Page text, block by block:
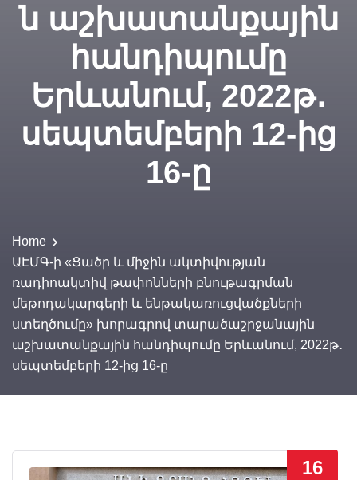
ն աշխատանքային
հանդիպումը
Երևանում, 2022թ․
սեպտեմբերի 12-ից
16-ը
Home
ԱԷՄԳ-ի «Ցածր և միջին ակտիվության
ռադիոակտիվ թափոնների բնութագրման
մեթոդակարգերի և ենթակառուցվածքների
ստեղծումը» խորագրով տարածաշրջանային
աշխատանքային հանդիպումը Երևանում, 2022թ․
սեպտեմբերի 12-ից 16-ը
16